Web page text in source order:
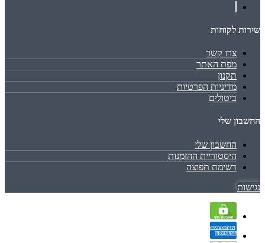
שירות לקוחות
צרו קשר
מפת האתר
תקנון
מדיניות הפרטיות
ביטולים
החשבון שלי
החשבון שלי
היסטוריית ההזמנות
רשימת תפוצה
נגישות